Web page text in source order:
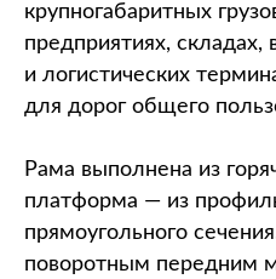
крупногабаритных
предприятиях, складах,
и логистических
для дорог общего
Рама выполнена из
платформа — из
прямоугольного
поворотным передним